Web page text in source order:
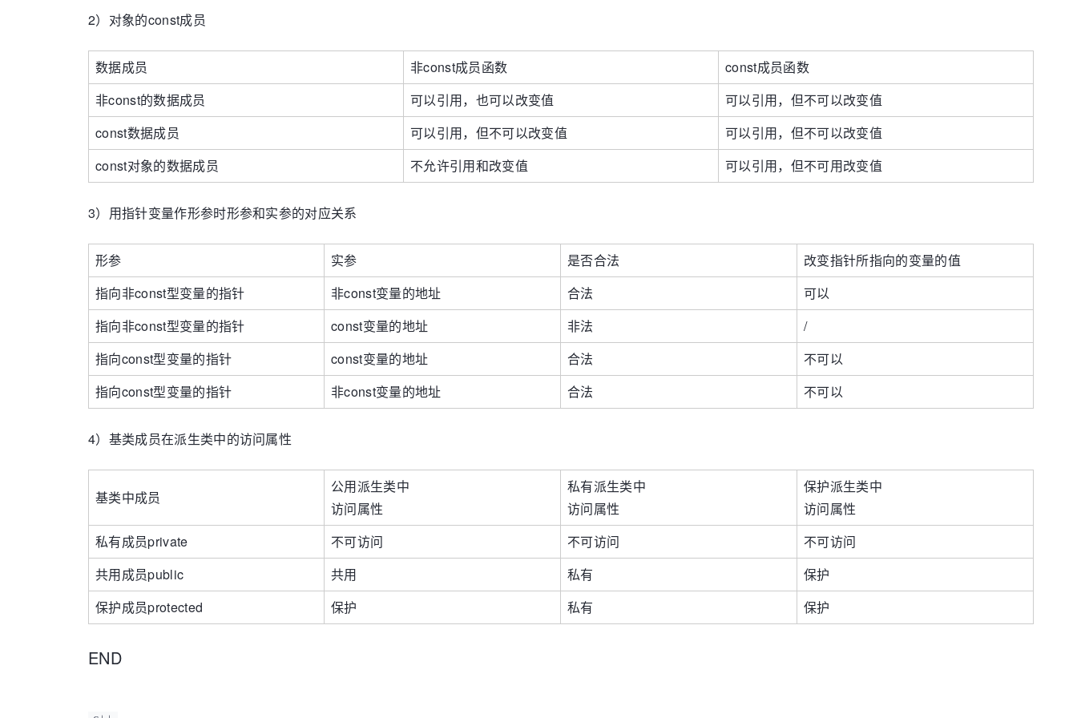
2）对象的const成员
数据成员 非const成员函数
const成员函数
非const的数据成员
可以引用，也可以改变值
可以引用，但不可以改变值
const数据成员
可以引用，但不可以改变值
可以引用，但不可以改变值
const对象的数据成员
不允许引用和改变值 可以引用，但不可用改变值
3）用指针变量作形参时形参和实参的对应关系
形参 实参 是否合法
改变指针所指向的变量的值
指向非const型变量的指针
非const变量的地址 合法
可以
指向非const型变量的指针
const变量的地址 非法
/
指向const型变量的指针
const变量的地址 合法
不可以
指向const型变量的指针
非const变量的地址 合法 不可以
4）基类成员在派生类中的访问属性
基类中成员
公用派生类中
访问属性
私有派生类中
访问属性
保护派生类中
访问属性
私有成员private
不可访问 不可访问
不可访问
共用成员public
共用 私有
保护
保护成员protected
保护 私有 保护
END